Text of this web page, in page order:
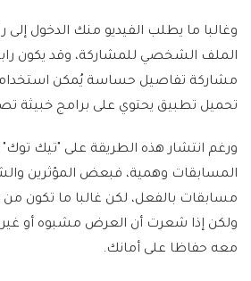
وغالبا ما يطلب الفيديو منك الدخول
الملف الشخصي للمشاركة، وقد يكون
مشاركة تفاصيل حساسة يُمكن
تحميل تطبيق يحتوي على برامج خبيثة
ورغم انتشار هذه الطريقة على "تيك توك"
المسابقات وهمية، فبعض المؤثرين
مسابقات بالفعل، لكن غالبا ما تكون
ولكن إذا شعرت أن العرض مشبوه أو
معه حفاظا على أمانك.